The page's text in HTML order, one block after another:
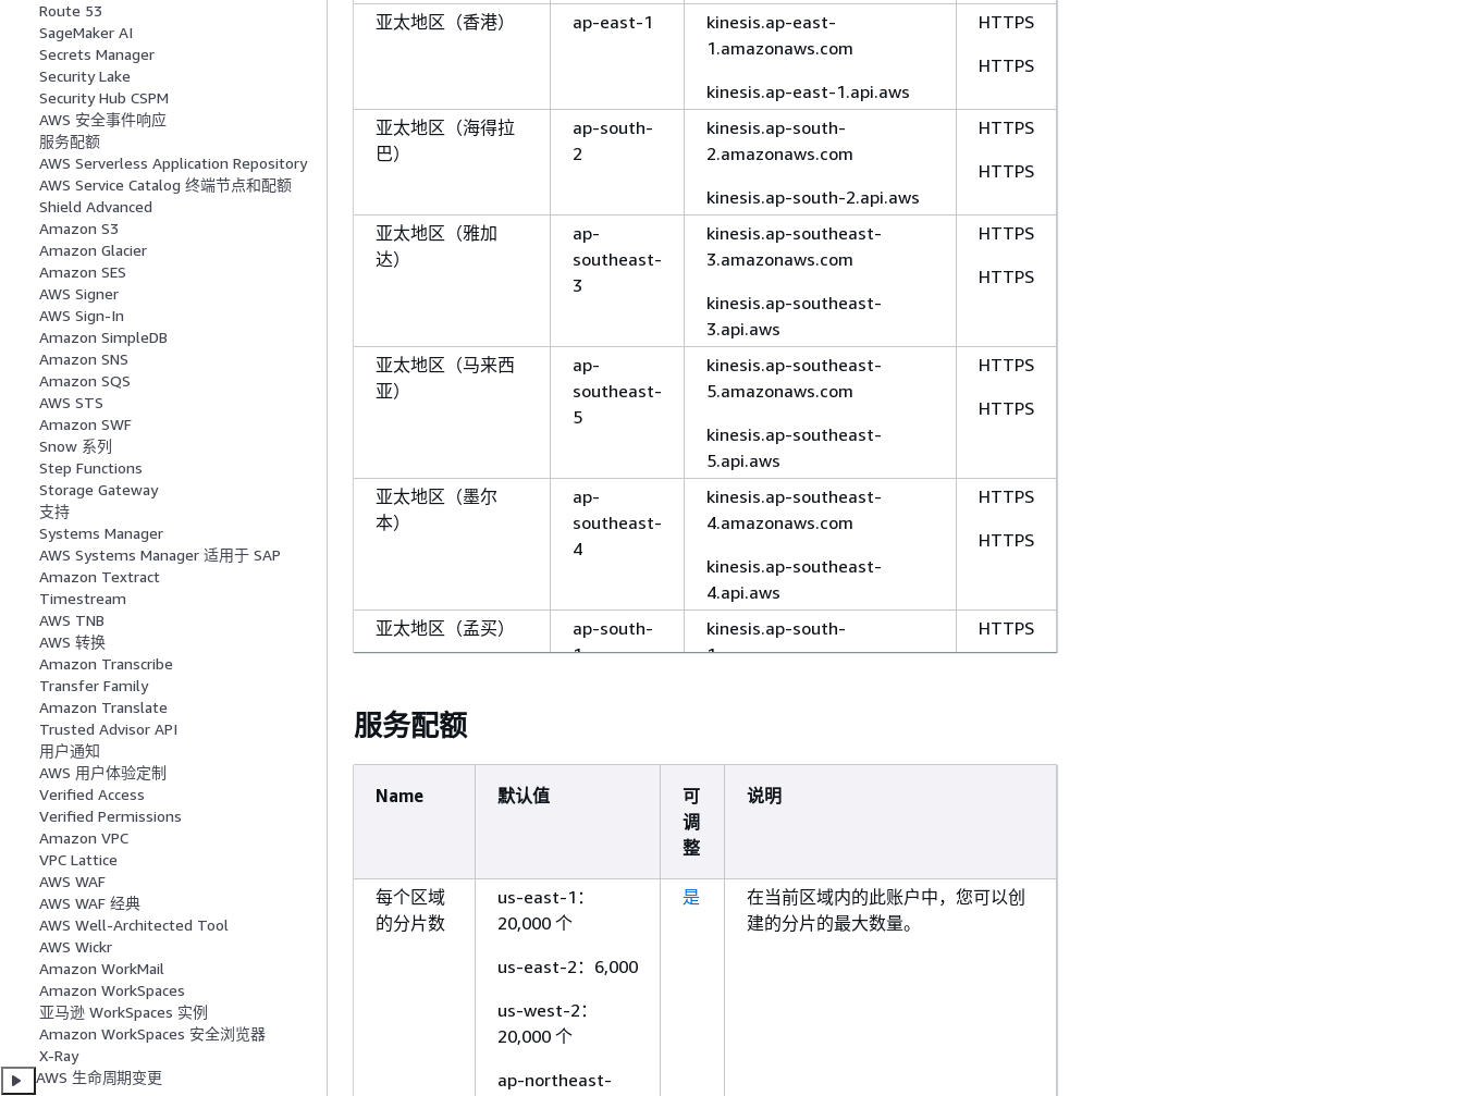
Route 53
SageMaker AI
Secrets Manager
Security Lake
Security Hub CSPM
AWS 安全事件响应
服务配额
AWS Serverless Application Repository
AWS Service Catalog 终端节点和配额
Shield Advanced
Amazon S3
Amazon Glacier
Amazon SES
AWS Signer
AWS Sign-In
Amazon SimpleDB
Amazon SNS
Amazon SQS
AWS STS
Amazon SWF
Snow 系列
Step Functions
Storage Gateway
支持
Systems Manager
AWS Systems Manager 适用于 SAP
Amazon Textract
Timestream
AWS TNB
AWS 转换
Amazon Transcribe
Transfer Family
Amazon Translate
Trusted Advisor API
用户通知
AWS 用户体验定制
Verified Access
Verified Permissions
Amazon VPC
VPC Lattice
AWS WAF
AWS WAF 经典
AWS Well-Architected Tool
AWS Wickr
Amazon WorkMail
Amazon WorkSpaces
亚马逊 WorkSpaces 实例
Amazon WorkSpaces 安全浏览器
X-Ray
AWS 生命周期变更
亚太地区（香港） ap-east-1
kinesis.ap-east-
1.amazonaws.com
kinesis.ap-east-1.api.aws
HTTPS
HTTPS
亚太地区（海得拉
巴）
ap-south-
2
kinesis.ap-south-
2.amazonaws.com
kinesis.ap-south-2.api.aws
HTTPS
HTTPS
亚太地区（雅加
达）
ap-
southeast-
3
kinesis.ap-southeast-
3.amazonaws.com
kinesis.ap-southeast-
3.api.aws
HTTPS
HTTPS
亚太地区（马来西
亚）
ap-
southeast-
5
kinesis.ap-southeast-
5.amazonaws.com
kinesis.ap-southeast-
5.api.aws
HTTPS
HTTPS
亚太地区（墨尔
本）
ap-
southeast-
4
kinesis.ap-southeast-
4.amazonaws.com
kinesis.ap-southeast-
4.api.aws
HTTPS
HTTPS
亚太地区（孟买）
ap-south-
1
kinesis.ap-south-
1.amazonaws.com
HTTPS
亚太地区（新西
兰）
southeast-
6.amazonaws.com
kinesis.ap-southeast-
northeast-
3.amazonaws.com
kinesis.ap-northeast-
HTTPS
northeast-
服务配额
Name 默认值
可
调
整
说明
每个区域
的分片数
us-east-1：
20,000 个
us-east-2：6,000
us-west-2：
20,000 个
ap-northeast-
是
在当前区域内的此账户中，您可以创
建的分片的最大数量。